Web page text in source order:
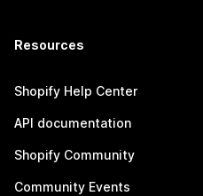
Resources
Shopify Help Center
API documentation
Shopify Community
Community Events